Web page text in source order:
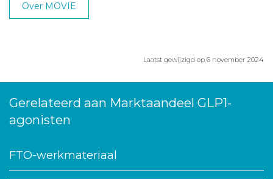
Over MOVIE
Laatst gewijzigd op 6 november 2024
Gerelateerd aan Marktaandeel GLP1-
agonisten
FTO-werkmateriaal